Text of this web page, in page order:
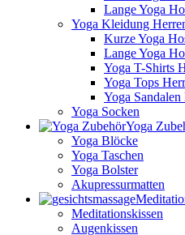
Lange Yoga
Yoga Kleidung
Kurze Yoga
Lange Yoga
Yoga T-Shirts
Yoga Tops
Yoga Sandalen
Yoga Socken
Yoga
Yoga Blöcke
Yoga Taschen
Yoga Bolster
Akupressurmatten
Meditationskissen
Augenkissen